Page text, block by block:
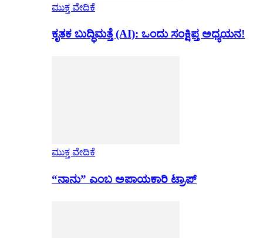
ಮುಕ್ತ ವೇದಿಕೆ
ಕೃತಕ ಬುದ್ಧಿಮತ್ತೆ (AI): ಒಂದು ಸಂಕ್ಷಿಪ್ತ ಅಧ್ಯಯನ!
ಮುಕ್ತ ವೇದಿಕೆ
“ನಾನು” ಎಂಬ ಅಪಾಯಕಾರಿ ಟ್ರಾಪ್